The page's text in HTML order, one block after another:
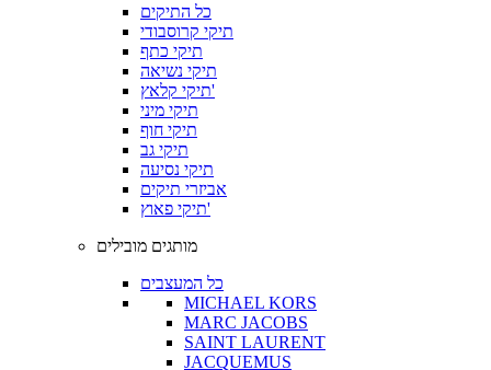
כל התיקים
תיקי קרוסבודי
תיקי כתף
תיקי נשיאה
תיקי קלאץ'
תיקי מיני
תיקי חוף
תיקי גב
תיקי נסיעה
אביזרי תיקים
תיקי פאוץ'
מותגים מובילים
כל המעצבים
MICHAEL KORS
MARC JACOBS
SAINT LAURENT
JACQUEMUS